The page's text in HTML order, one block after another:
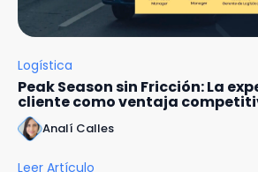
Logística
Peak Season sin Fricción: La
cliente como ventaja
Analí Calles
Leer Artículo